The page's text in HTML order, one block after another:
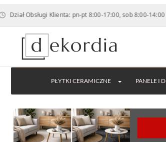
Klienta: pn-pt 8:00-17:00, sob 8:00-14:00 |
PŁYTKI CERAMICZNE PANELE I